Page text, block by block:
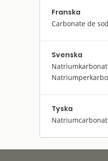
Franska
Carbonate de
Svenska
Tyska